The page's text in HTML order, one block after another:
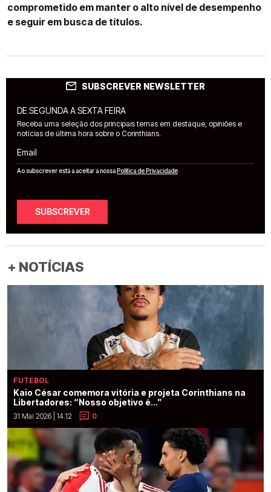
comprometido em manter o alto nível de desempenho
e seguir em busca de títulos.
SUBSCREVER NEWSLETTER
DE SEGUNDA A SEXTA FEIRA
Receba uma seleção dos principais temas em destaque, opiniões e
notícias de última hora sobre o Corinthians.
Email
Ao subscrever está a aceitar a nossaPolítica de Privacidade
SUBSCREVER
+ NOTÍCIAS
FUTEBOL
Kaio César comemora vitória e projeta Corinthians na
Libertadores: “Nosso objetivo é...”
31 Mai 2026 | 14:12 0